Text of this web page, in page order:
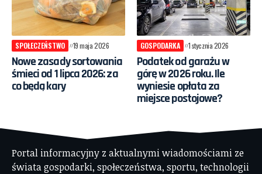
SPOŁECZEŃSTWO 19 maja 2026
Nowe zasady sortowania
śmieci od 1 lipca 2026: za
co będą kary
GOSPODARKA 1 stycznia 2026
Podatek od garażu w
górę w 2026 roku. Ile
wyniesie opłata za
miejsce postojowe?
Portal informacyjny z aktualnymi wiadomościami ze
świata gospodarki, społeczeństwa, sportu, technologii